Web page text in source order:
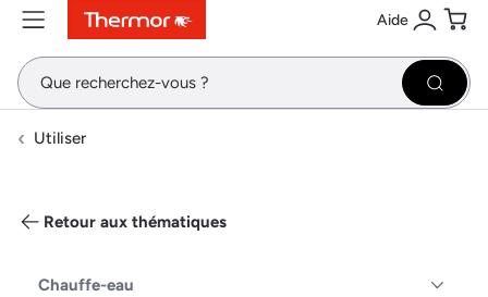
ContenuMenuRecherche Aide
Se
Utiliser
Retour aux thématiques
Chauffe-eau